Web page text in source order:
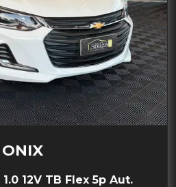
ONIX
1.0 12V TB Flex 5p Aut.